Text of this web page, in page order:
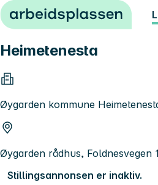
Hopp til innhold
Heimetenesta
Øygarden kommune
Øygarden rådhus, Foldnesvegen
Stillingsannonsen er inaktiv.